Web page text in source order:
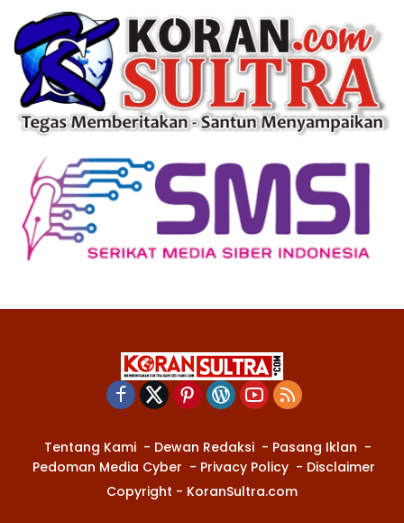
Tentang Kami Dewan Redaksi
Pasang Iklan
Pedoman Media Cyber
Privacy Policy
Disclaimer
Copyright - KoranSultra.com